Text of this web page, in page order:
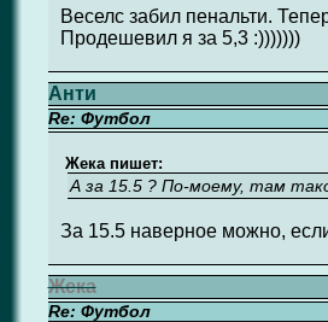
Веселс забил пенальти.
Продешевил я за 5,3 :)))))))
Анти
Re: Футбол
Жека пишет:
А за 15.5 ? По-моему, там
За 15.5 наверное можно, если
Жека
Re: Футбол